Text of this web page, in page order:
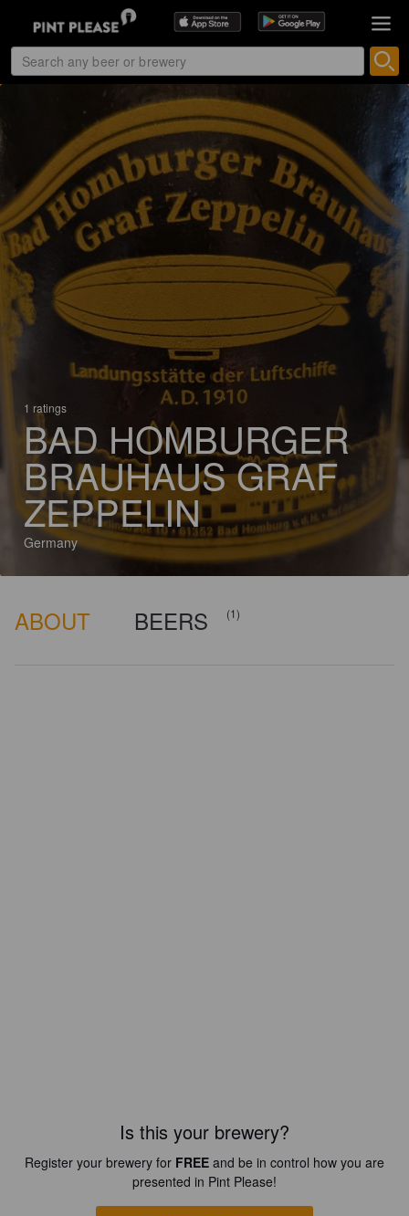
1 ratings
BAD HOMBURGER
BRAUHAUS GRAF
ZEPPELIN
Germany
ABOUT BEERS (1)
Is this your brewery?
Register your brewery for FREE and be in control how you are
presented in Pint Please!